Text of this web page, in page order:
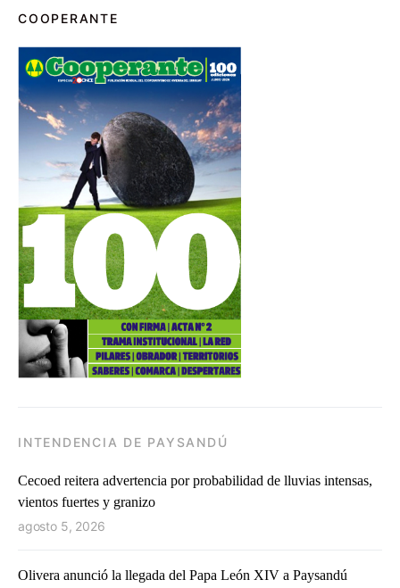
COOPERANTE
INTENDENCIA DE PAYSANDÚ
Cecoed reitera advertencia por probabilidad de lluvias intensas,
vientos fuertes y granizo
agosto 5, 2026
Olivera anunció la llegada del Papa León XIV a Paysandú